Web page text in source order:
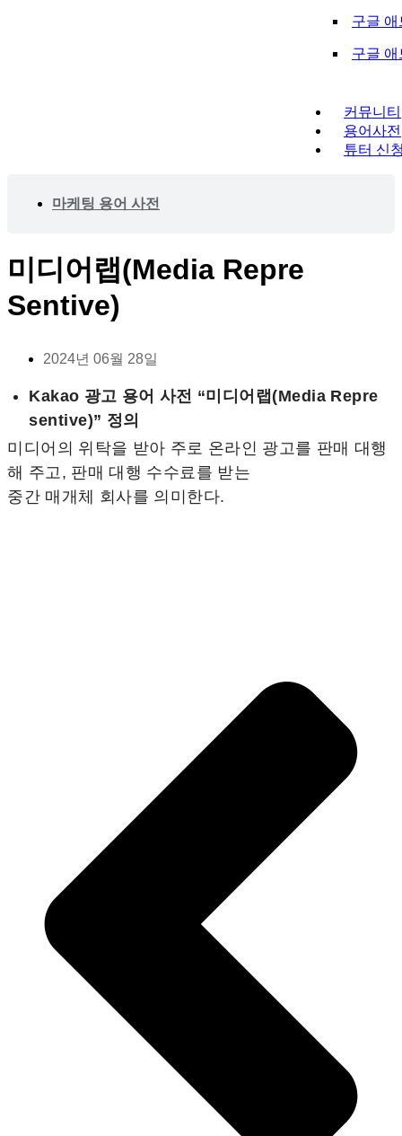
구글 애
구글
커뮤니티
용어사전
튜터 신
마케팅 용어 사전
미디어랩(Media Repre
Sentive)
2024년 06월 28일
Kakao 광고 용어 사전 “미디어랩(Media Repre
sentive)” 정의
미디어의 위탁을 받아 주로 온라인 광고를 판매 대행
해 주고, 판매 대행 수수료를 받는
중간 매개체 회사를 의미한다.